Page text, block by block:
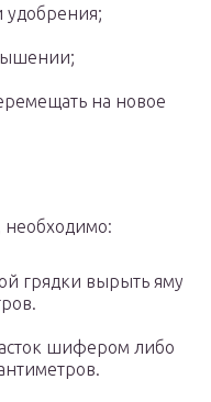
удобрения;
на новое
необходимо:
грядки вырыть яму
шифером либо